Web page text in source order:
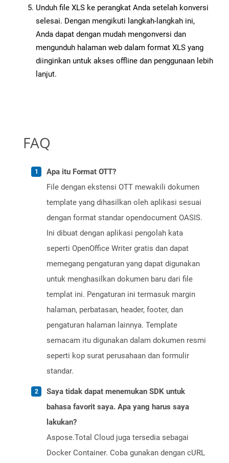
Unduh file XLS ke perangkat Anda setelah konversi
selesai. Dengan mengikuti langkah-langkah ini,
Anda dapat dengan mudah mengonversi dan
mengunduh halaman web dalam format XLS yang
diinginkan untuk akses offline dan penggunaan lebih
lanjut.
FAQ
Apa itu Format OTT?
File dengan ekstensi OTT mewakili dokumen
template yang dihasilkan oleh aplikasi sesuai
dengan format standar opendocument OASIS.
Ini dibuat dengan aplikasi pengolah kata
seperti OpenOffice Writer gratis dan dapat
memegang pengaturan yang dapat digunakan
untuk menghasilkan dokumen baru dari file
templat ini. Pengaturan ini termasuk margin
halaman, perbatasan, header, footer, dan
pengaturan halaman lainnya. Template
semacam itu digunakan dalam dokumen resmi
seperti kop surat perusahaan dan formulir
standar.
Saya tidak dapat menemukan SDK untuk
bahasa favorit saya. Apa yang harus saya
lakukan?
Aspose.Total Cloud juga tersedia sebagai
Docker Container. Coba gunakan dengan cURL